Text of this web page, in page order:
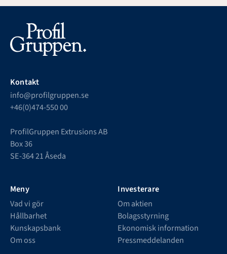
Kontakt
info@profilgruppen.se
+46(0)474-550 00
ProfilGruppen Extrusions AB
Box 36
SE-364 21 Åseda
Meny
Vad vi gör
Hållbarhet
Kunskapsbank
Om oss
Investerare
Om aktien
Bolagsstyrning
Ekonomisk information
Pressmeddelanden